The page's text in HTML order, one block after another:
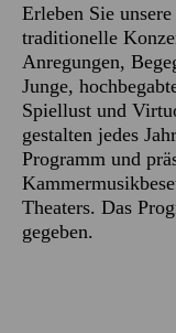
Erleben Sie
traditionelle
Anregungen,
Junge,
Spiellust und
gestalten jedes
Programm und
Theaters. Das
gegeben.